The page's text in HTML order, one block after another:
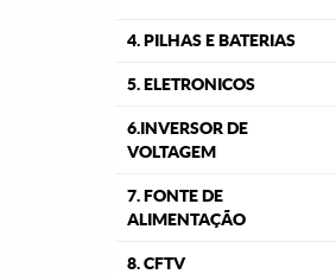
4. PILHAS E BATERIAS
5. ELETRONICOS
6.INVERSOR DE
VOLTAGEM
7. FONTE DE
ALIMENTAÇÃO
8. CFTV